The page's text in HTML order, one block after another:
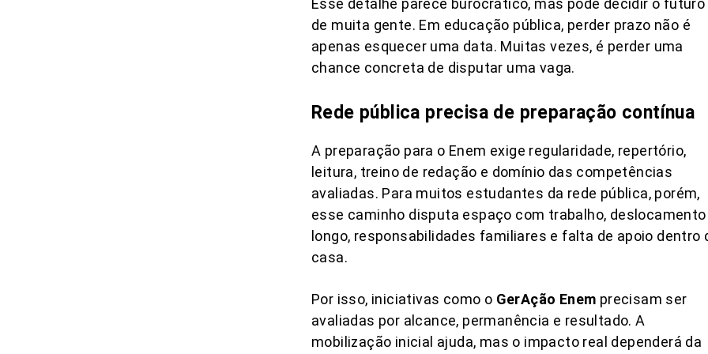
de muita gente. Em educação pública, perder prazo não é
apenas esquecer uma data. Muitas vezes, é perder uma
chance concreta de disputar uma vaga.
Rede pública precisa de preparação contínua
A preparação para o Enem exige regularidade, repertório,
leitura, treino de redação e domínio das competências
avaliadas. Para muitos estudantes da rede pública, porém,
esse caminho disputa espaço com trabalho, deslocamento
longo, responsabilidades familiares e falta de apoio dentro
casa.
Por isso, iniciativas como o GerAção Enem precisam ser
avaliadas por alcance, permanência e resultado. A
mobilização inicial ajuda, mas o impacto real dependerá da